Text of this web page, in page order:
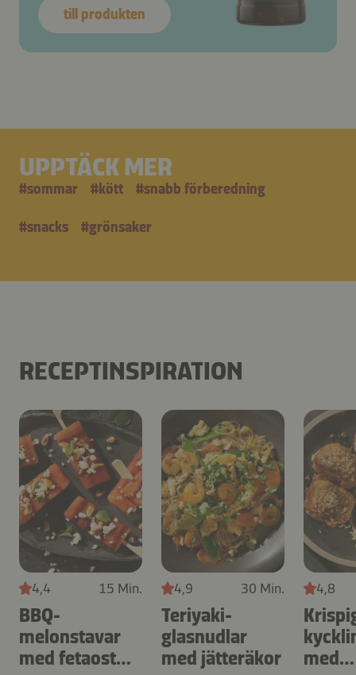
till produkten
UPPTÄCK MER
#sommar #kött #snabb förberedning
#snacks #grönsaker
RECEPTINSPIRATION
4,4 15 Min.
BBQ-
melonstavar
med fetaost
4,9 30 Min.
Teriyaki-
glasnudlar
med jätteräkor
4,8
med